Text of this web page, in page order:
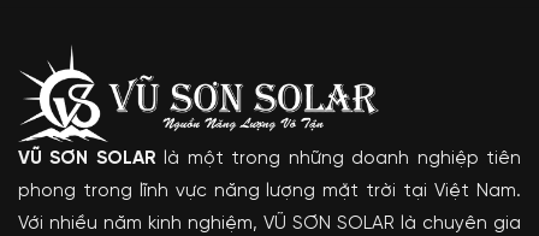
VŨ SƠN SOLAR là một trong những doanh nghiệp tiên
phong trong lĩnh vực năng lượng mặt trời tại Việt Nam.
Với nhiều năm kinh nghiệm, VŨ SƠN SOLAR là chuyên gia